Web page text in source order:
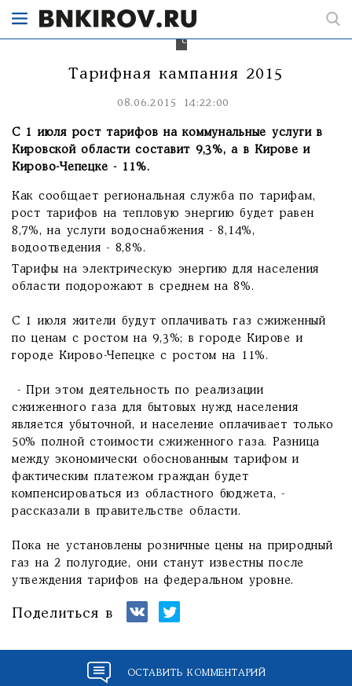
превысит
среднеобластной.
Тарифная кампания 2015
08.06.2015 14:22:00
С 1 июля рост тарифов на коммунальные услуги в
Кировской области составит 9,3%, а в Кирове и
Кирово-Чепецке - 11%.
Как сообщает региональная служба по тарифам,
рост тарифов на тепловую энергию будет равен
8,7%, на услуги водоснабжения - 8,14%,
водоотведения - 8,8%.
Тарифы на электрическую энергию для населения
области подорожают в среднем на 8%.
С 1 июля жители будут оплачивать газ сжиженный
по ценам с ростом на 9,3%; в городе Кирове и
городе Кирово-Чепецке с ростом на 11%.
- При этом деятельность по реализации
сжиженного газа для бытовых нужд населения
является убыточной, и население оплачивает только
50% полной стоимости сжиженного газа. Разница
между экономически обоснованным тарифом и
фактическим платежом граждан будет
компенсироваться из областного бюджета, -
рассказали в правительстве области.
Пока не установлены розничные цены на природный
газ на 2 полугодие, они станут известны после
утвеждения тарифов на федеральном уровне.
Поделиться в
ОСТАВИТЬ КОММЕНТАРИЙ